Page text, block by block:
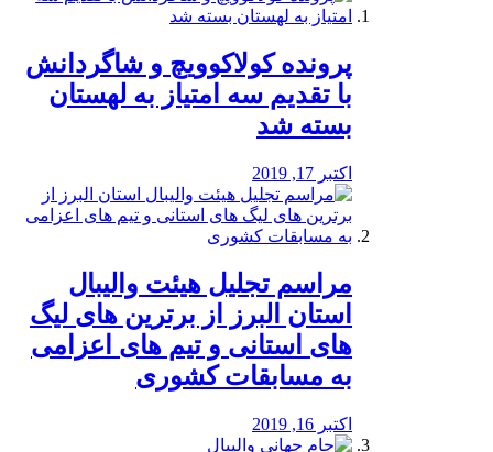
پرونده کولاکوویچ و شاگردانش
با تقدیم سه امتیاز به لهستان
بسته شد
اکتبر 17, 2019
مراسم تجلیل هیئت والیبال
استان البرز از برترین های لیگ
های استانی و تیم های اعزامی
به مسابقات کشوری
اکتبر 16, 2019